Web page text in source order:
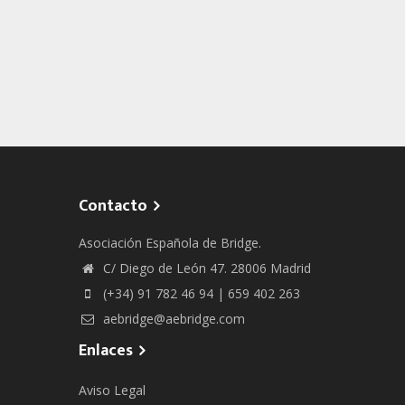
Contacto
Asociación Española de Bridge.
C/ Diego de León 47. 28006 Madrid
(+34) 91 782 46 94 | 659 402 263
aebridge@aebridge.com
Enlaces
Aviso Legal